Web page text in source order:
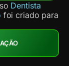
Dentista
foi criado para